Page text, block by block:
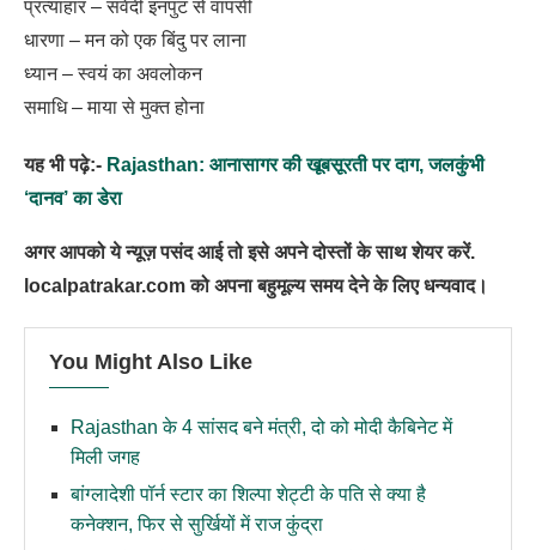
प्रत्याहार – संवेदी इनपुट से वापसी
धारणा – मन को एक बिंदु पर लाना
ध्यान – स्वयं का अवलोकन
समाधि – माया से मुक्त होना
यह भी पढ़े:- Rajasthan: आनासागर की खूबसूरती पर दाग, जलकुंभी
‘दानव’ का डेरा
अगर आपको ये न्यूज़ पसंद आई तो इसे अपने दोस्तों के साथ शेयर करें.
localpatrakar.com को अपना बहुमूल्य समय देने के लिए धन्यवाद।
You Might Also Like
Rajasthan के 4 सांसद बने मंत्री, दो को मोदी कैबिनेट में
मिली जगह
बांग्लादेशी पॉर्न स्टार का शिल्पा शेट्टी के पति से क्या है
कनेक्शन, फिर से सुर्खियों में राज कुंद्रा